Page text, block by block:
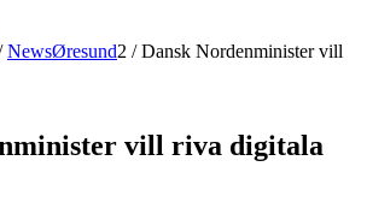
NewsØresund2 / Dansk Nordenminister vill
vill riva digitala